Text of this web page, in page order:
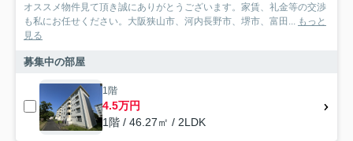
オススメ物件見て頂き誠にありがとうございます。家賃、礼金等の交渉
も私にお任せください。大阪狭山市、河内長野市、堺市、富田...
もっと
見る
募集中の部屋
1階
4.5万円
1階 / 46.27㎡ / 2LDK